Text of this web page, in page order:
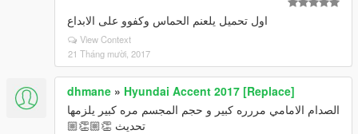
اول تحميل يلعنم الحماس وكفوو على الابداع
View Context
21 Tháng mười, 2017
dhmane » Hyundai Accent 2017 [Replace]
الصدام الامامي مررره كبير و حجم المجسم مره كبير يلزمها
تحديث 👏🏼👏🏼